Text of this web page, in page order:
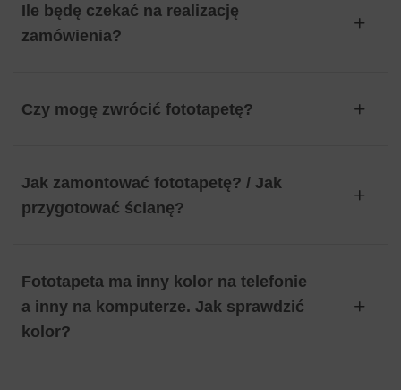
Ile będę czekać na realizację
zamówienia?
Czy mogę zwrócić fototapetę?
Jak zamontować fototapetę? / Jak
przygotować ścianę?
Fototapeta ma inny kolor na telefonie
a inny na komputerze. Jak sprawdzić
kolor?